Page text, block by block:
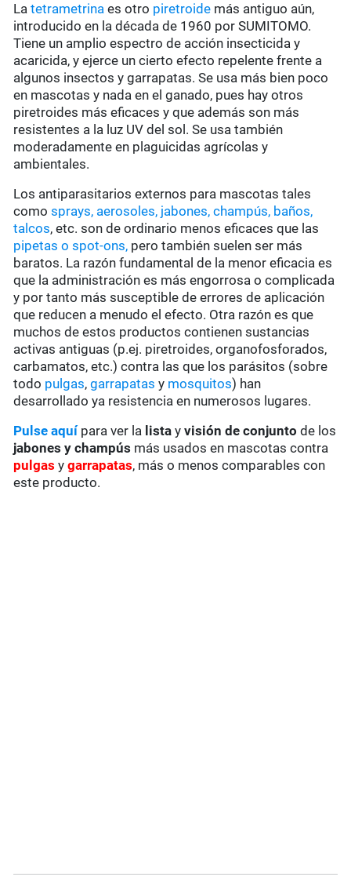
Latetrametrina es otro piretroide más antiguo aún,
introducido en la década de 1960 por SUMITOMO.
Tiene un amplio espectro de acción insecticida y
acaricida, y ejerce un cierto efecto repelente frente a
algunos insectos y garrapatas. Se usa más bien poco
en mascotas y nada en el ganado, pues hay otros
piretroides más eficaces y que además son más
resistentes a la luz UV del sol. Se usa también
moderadamente en plaguicidas agrícolas y
ambientales.
Los antiparasitarios externos para mascotas tales
comosprays, aerosoles, jabones, champús, baños,
talcos, etc. son de ordinario menos eficaces que las
pipetas o spot-ons, pero también suelen ser más
baratos. La razón fundamental de la menor eficacia es
que la administración es más engorrosa o complicada
y por tanto más susceptible de errores de aplicación
que reducen a menudo el efecto. Otra razón es que
muchos de estos productos contienen sustancias
activas antiguas (p.ej. piretroides, organofosforados,
carbamatos, etc.) contra las que los parásitos (sobre
todo pulgas,garrapatas y mosquitos) han
desarrollado ya resistencia en numerosos lugares.
Pulse aquípara ver la lista yvisión de conjunto de los
jabones y champús más usados en mascotas contra
pulgas ygarrapatas, más o menos comparables con
este producto.